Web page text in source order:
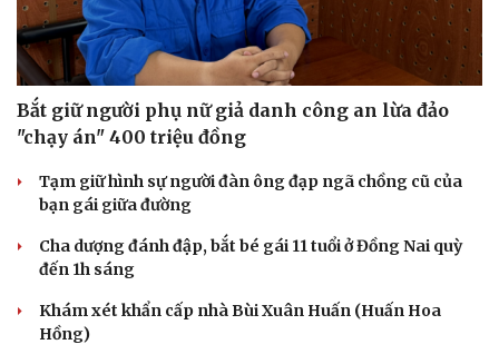
Du lịch
Tư vấn
Săn Tour
check-in
Podcast
Câu chuyện thời sự
Đọc truyện đêm khuya
Hạt giống tâm hồn
Bắt giữ người phụ nữ giả danh công an lừa đảo
"chạy án" 400 triệu đồng
Tạm giữ hình sự người đàn ông đạp ngã chồng cũ của
bạn gái giữa đường
Cha dượng đánh đập, bắt bé gái 11 tuổi ở Đồng Nai quỳ
đến 1h sáng
Khám xét khẩn cấp nhà Bùi Xuân Huấn (Huấn Hoa
Hồng)